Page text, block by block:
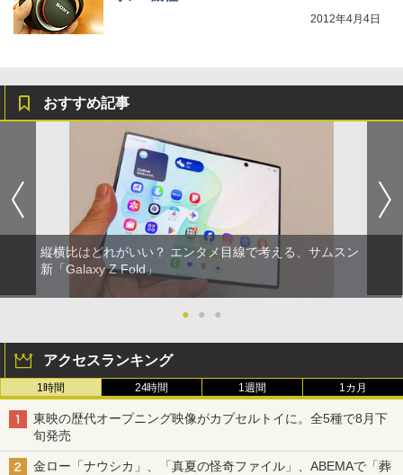
2012年4月4日
おすすめ記事
縦横比はどれがいい？ エンタメ目線で考える、サムスン
新「Galaxy Z Fold」
● ● ●
アクセスランキング
1時間 24時間 1週間 1カ月
東映の歴代オープニング映像がカプセルトイに。全5種で8月下
旬発売
金ロー「ナウシカ」、「真夏の怪奇ファイル」、ABEMAで「葬